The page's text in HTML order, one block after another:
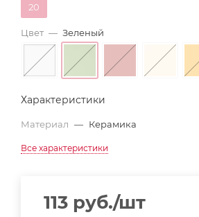
20
Цвет — Зеленый
Характеристики
Материал — Керамика
Все характеристики
113 руб./шт